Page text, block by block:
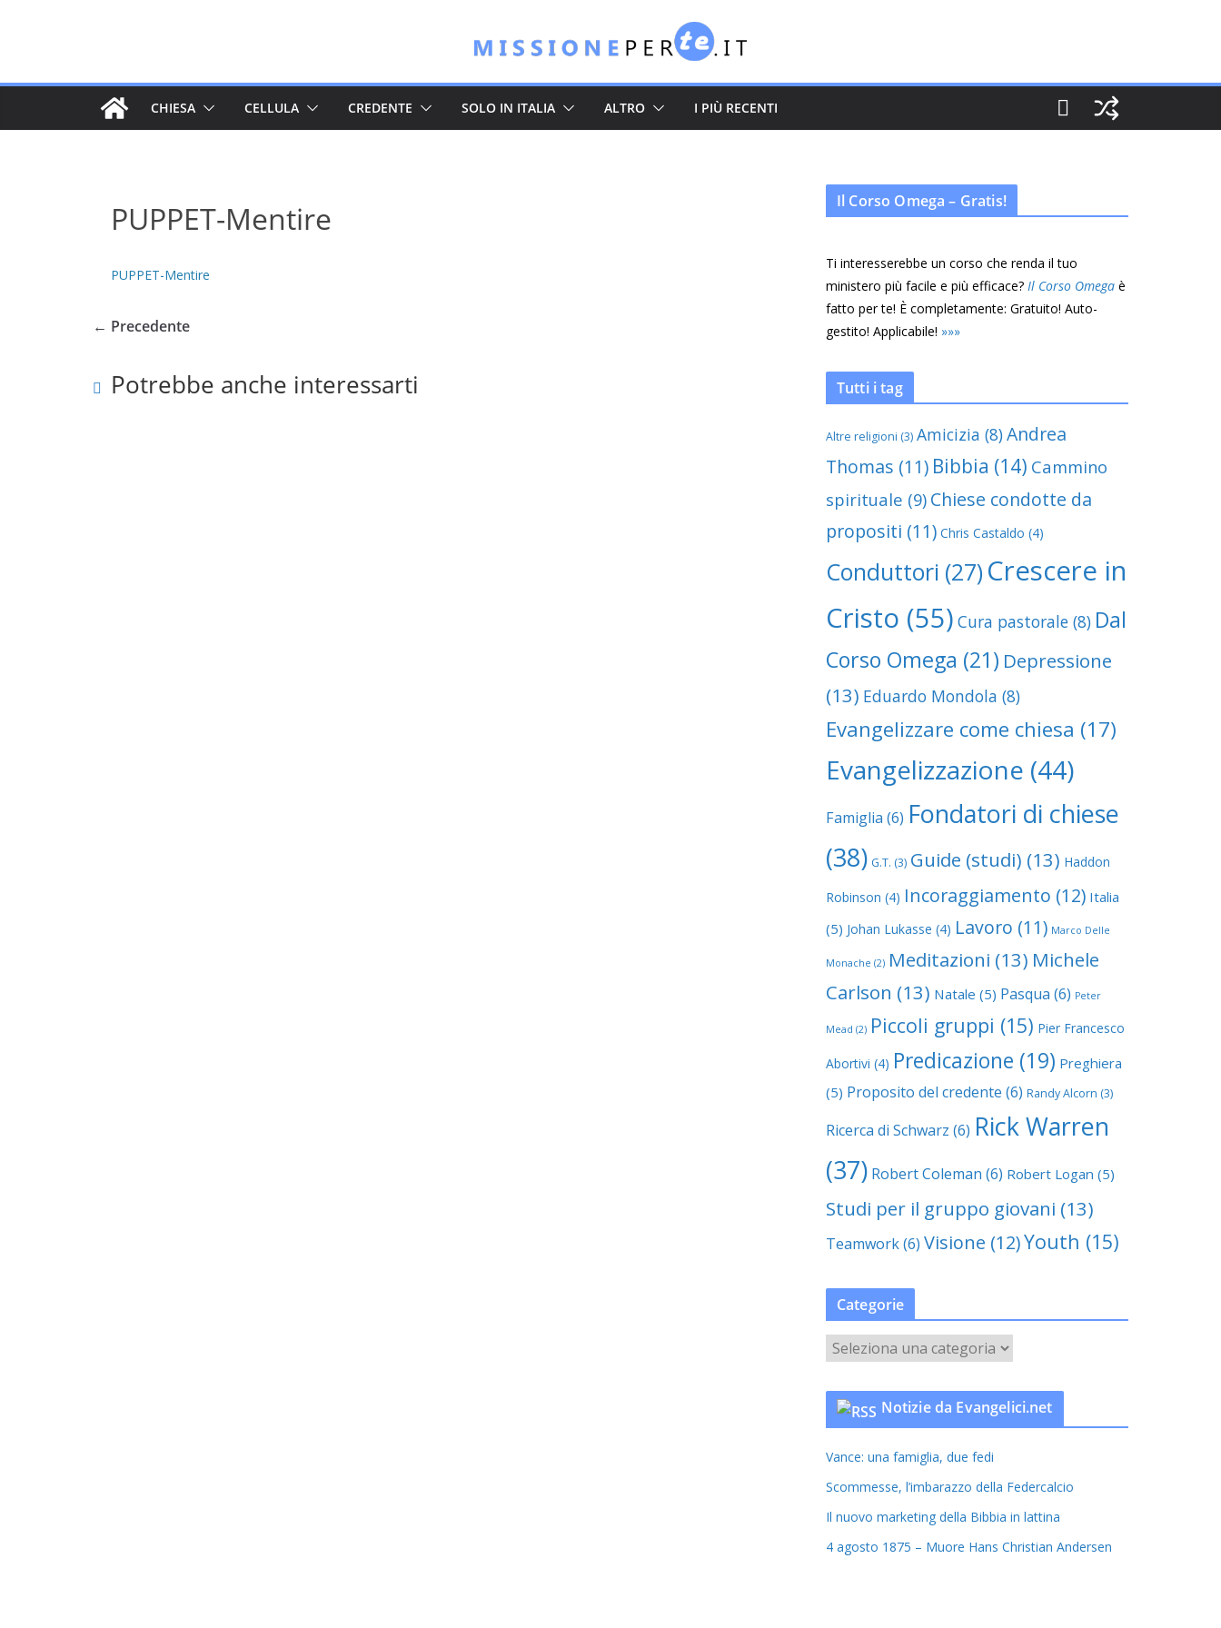
CHIESA CELLULA CREDENTE SOLO IN ITALIA ALTRO I PIÙ RECENTI
PUPPET-Mentire
PUPPET-Mentire
← Precedente
Potrebbe anche interessarti
Il Corso Omega – Gratis!
Ti interesserebbe un corso che renda il tuo
ministero più facile e più efficace? Il Corso Omega è
fatto per te! È completamente: Gratuito! Auto-
gestito! Applicabile! »»»
Tutti i tag
Altre religioni (3) Amicizia (8)Andrea
Thomas (11) Bibbia (14) Cammino
spirituale (9) Chiese condotte da
propositi (11) Chris Castaldo (4)
Conduttori (27) Crescere in
Cristo (55) Cura pastorale (8) Dal
Corso Omega (21) Depressione
(13) Eduardo Mondola (8)
Evangelizzare come chiesa (17)
Evangelizzazione (44)
Famiglia (6) Fondatori di chiese
(38) G.T. (3) Guide (studi) (13) Haddon
Robinson (4) Incoraggiamento (12) Italia
(5) Johan Lukasse (4) Lavoro (11) Marco Delle
Monache (2) Meditazioni (13) Michele
Carlson (13) Natale (5) Pasqua (6) Peter
Mead (2) Piccoli gruppi (15) Pier Francesco
Abortivi (4) Predicazione (19) Preghiera
(5) Proposito del credente (6) Randy Alcorn (3)
Ricerca di Schwarz (6) Rick Warren
(37) Robert Coleman (6) Robert Logan (5)
Studi per il gruppo giovani (13)
Teamwork(6) Visione (12)Youth (15)
Categorie
a
t
o
r
e
Notizie da Evangelici.net
Vance: una famiglia, due fedi
Scommesse, l’imbarazzo della Federcalcio
Il nuovo marketing della Bibbia in lattina
4 agosto 1875 – Muore Hans Christian Andersen